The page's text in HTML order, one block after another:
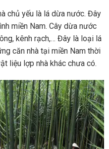
chủ yếu là lá dừa nước. Đây
miền Nam. Cây dừa nước
kênh rạch,… Đây là loại lá
căn nhà tại miền Nam thời
liệu lợp nhà khác chưa có.